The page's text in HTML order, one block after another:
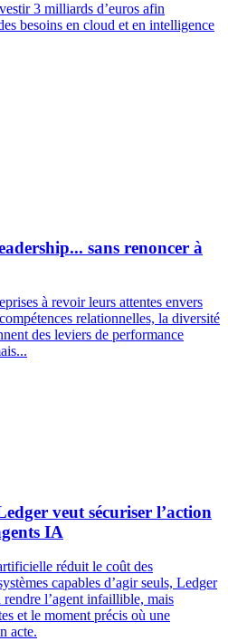
3 milliards d’euros afin
besoins en cloud et en intelligence
sans renoncer à
à revoir leurs attentes envers
relationnelles, la diversité
des leviers de performance
veut sécuriser l’action
IA
réduit le coût des
capables d’agir seuls, Ledger
l’agent infaillible, mais
et le moment précis où une
acte.